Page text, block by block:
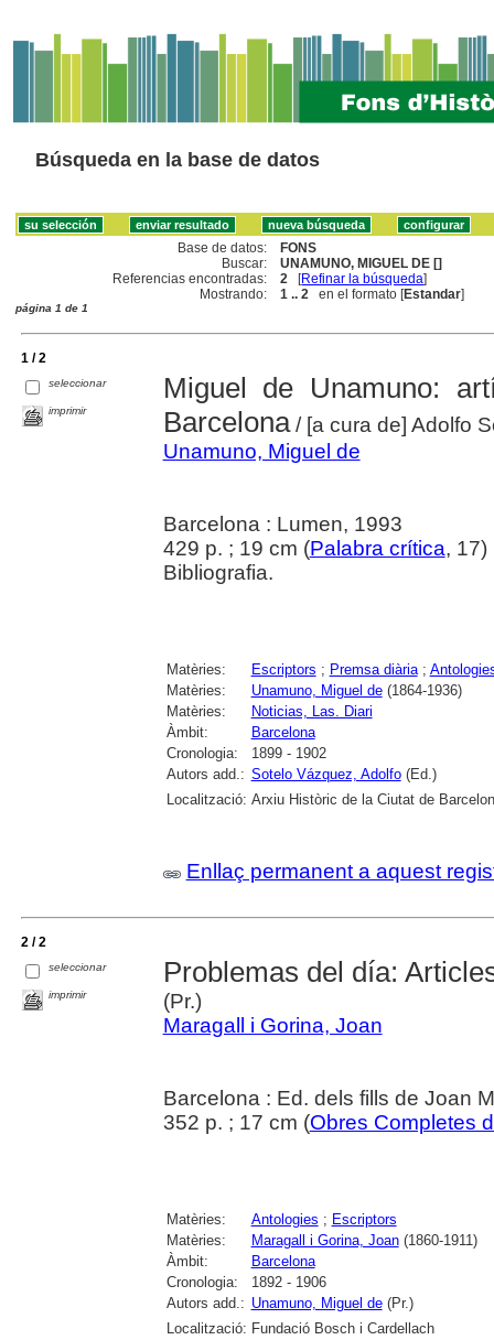
Búsqueda en la base de datos
Base de datos:
FONS
Buscar:
UNAMUNO, MIGUEL DE []
Referencias encontradas:
2 [Refinar la búsqueda]
Mostrando:
1 .. 2 en el formato [Estandar]
página 1 de 1
1 / 2
seleccionar
imprimir
Miguel de Unamuno:
Barcelona/ [a cura de] Adolfo
Unamuno, Miguel de
Barcelona : Lumen, 1993
429 p. ; 19 cm (Palabra crítica, 17)
Bibliografia.
Matèries: Escriptors ; Premsa diària;
Matèries:
Unamuno, Miguel de(1864-1936)
Matèries:
Noticias, Las. Diari
Àmbit:
Barcelona
Cronologia:
1899 - 1902
Autors add.: Sotelo Vázquez, Adolfo(Ed.)
Localització: Arxiu Històric de la Ciutat de
Enllaç permanent a aquest
2 / 2
seleccionar
imprimir
Problemas del día:
(Pr.)
Maragall i Gorina, Joan
Barcelona : Ed. dels fills de Joan
352 p. ; 17 cm (Obres Completes
Matèries: Antologies ; Escriptors
Matèries:
Maragall i Gorina, Joan(1860-1911)
Àmbit:
Barcelona
Cronologia:
1892 - 1906
Autors add.: Unamuno, Miguel de(Pr.)
Localització: Fundació Bosch i Cardellach